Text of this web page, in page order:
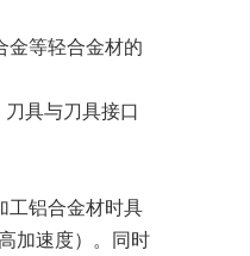
等轻合金材的
具与刀具接口
铝合金材时具
加速度）。同时